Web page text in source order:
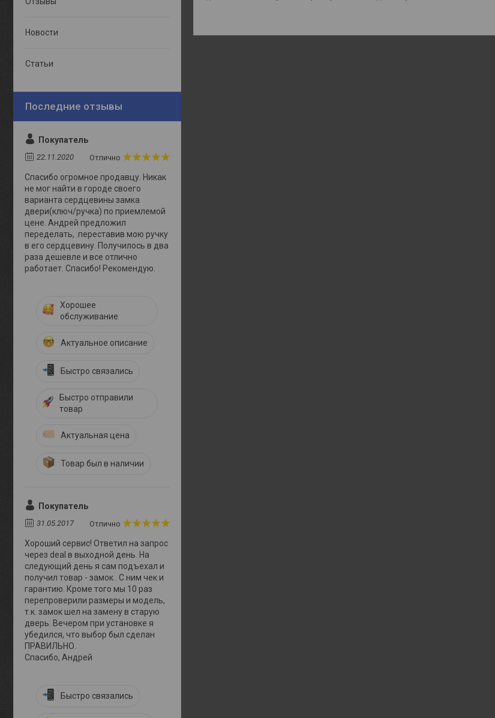
Новости
Статьи
Покупатель
22.11.2020 Отлично
Спасибо огромное продавцу. Никак
не мог найти в городе своего
варианта сердцевины замка
двери(ключ/ручка) по приемлемой
цене. Андрей предложил
переделать, .переставив мою ручку
в его сердцевину. Получилось в два
раза дешевле и все отлично
работает. Спасибо! Рекомендую.
Хорошее
обслуживание
Актуальное описание
Быстро связались
Быстро отправили
товар
Актуальная цена
Товар был в наличии
Покупатель
31.05.2017 Отлично
Хороший сервис! Ответил на запрос
через deal в выходной день. На
следующий день я сам подъехал и
получил товар - замок . С ним чек и
гарантию. Кроме того мы 10 раз
перепроверили размеры и модель,
т.к. замок шел на замену в старую
дверь. Вечером при установке я
убедился, что выбор был сделан
ПРАВИЛЬНО.
Спасибо, Андрей
Быстро связались